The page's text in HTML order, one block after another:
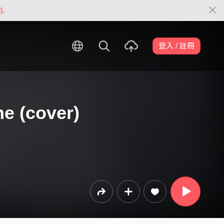
.
登入 / 註冊
(cover)